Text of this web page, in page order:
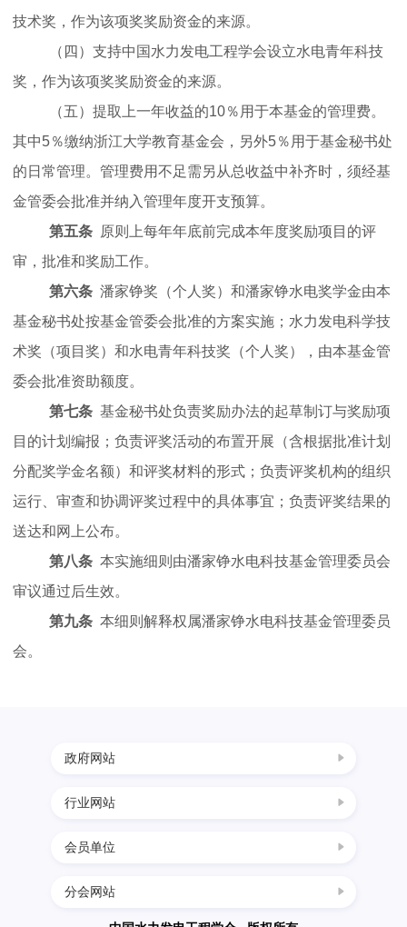
合
作
科
学
普
员
服
务
政
技术奖，作为该项奖奖励资金的来源。
（四）支持中国水力发电工程学会设立水电青年科技
奖，作为该项奖奖励资金的来源。
（五）提取上一年收益的10％用于本基金的管理费。
其中5％缴纳浙江大学教育基金会，另外5％用于基金秘书处
的日常管理。管理费用不足需另从总收益中补齐时，须经基
金管委会批准并纳入管理年度开支预算。
第五条 原则上每年年底前完成本年度奖励项目的评
审，批准和奖励工作。
第六条 潘家铮奖（个人奖）和潘家铮水电奖学金由本
基金秘书处按基金管委会批准的方案实施；水力发电科学技
术奖（项目奖）和水电青年科技奖（个人奖），由本基金管
委会批准资助额度。
第七条 基金秘书处负责奖励办法的起草制订与奖励项
目的计划编报；负责评奖活动的布置开展（含根据批准计划
分配奖学金名额）和评奖材料的形式；负责评奖机构的组织
运行、审查和协调评奖过程中的具体事宜；负责评奖结果的
送达和网上公布。
第八条 本实施细则由潘家铮水电科技基金管理委员会
审议通过后生效。
第九条 本细则解释权属潘家铮水电科技基金管理委员
会。
政府网站
行业网站
会员单位
中国葛洲坝集团三峡建设工程有限公司
分会网站